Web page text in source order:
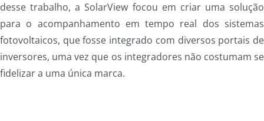
desse trabalho, a SolarView focou em criar uma solução
para o acompanhamento em tempo real dos sistemas
fotovoltaicos, que fosse integrado com diversos portais de
inversores, uma vez que os integradores não costumam se
fidelizar a uma única marca.